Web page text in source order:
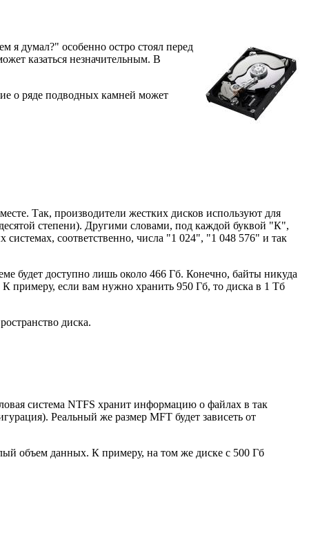
я думал?" особенно остро стоял перед
казаться незначительным. В
о ряде подводных камней может
Так, производители жестких дисков используют для
степени). Другими словами, под каждой буквой "К",
соответственно, числа "1 024", "1 048 576" и так
будет доступно лишь около 466 Гб. Конечно, байты никуда
примеру, если вам нужно хранить 950 Гб, то диска в 1 Тб
диска.
система NTFS хранит информацию о файлах в так
Реальный же размер MFT будет зависеть от
объем данных. К примеру, на том же диске с 500 Гб